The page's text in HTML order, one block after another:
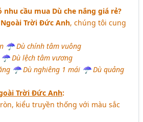
nhu cầu mua Dù che nắng giá rẻ?
Trời Đức Anh, chúng tôi cung
☂ Dù chính tâm vuông
Dù lệch tâm vương
☂ Dù nghiêng 1 mái ☂ Dù quảng
Trời Đức Anh:
kiểu truyền thống với màu sắc